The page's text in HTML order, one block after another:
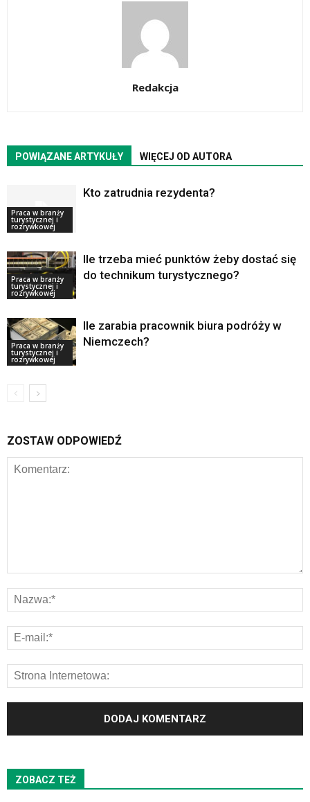
Redakcja
POWIĄZANE ARTYKUŁY WIĘCEJ OD AUTORA
Praca w branży
turystycznej i
rozrywkowej
Kto zatrudnia rezydenta?
Praca w branży
turystycznej i
rozrywkowej
Ile trzeba mieć punktów żeby dostać się
do technikum turystycznego?
Praca w branży
turystycznej i
rozrywkowej
Ile zarabia pracownik biura podróży w
Niemczech?
ZOSTAW ODPOWIEDŹ
ZOBACZ TEŻ